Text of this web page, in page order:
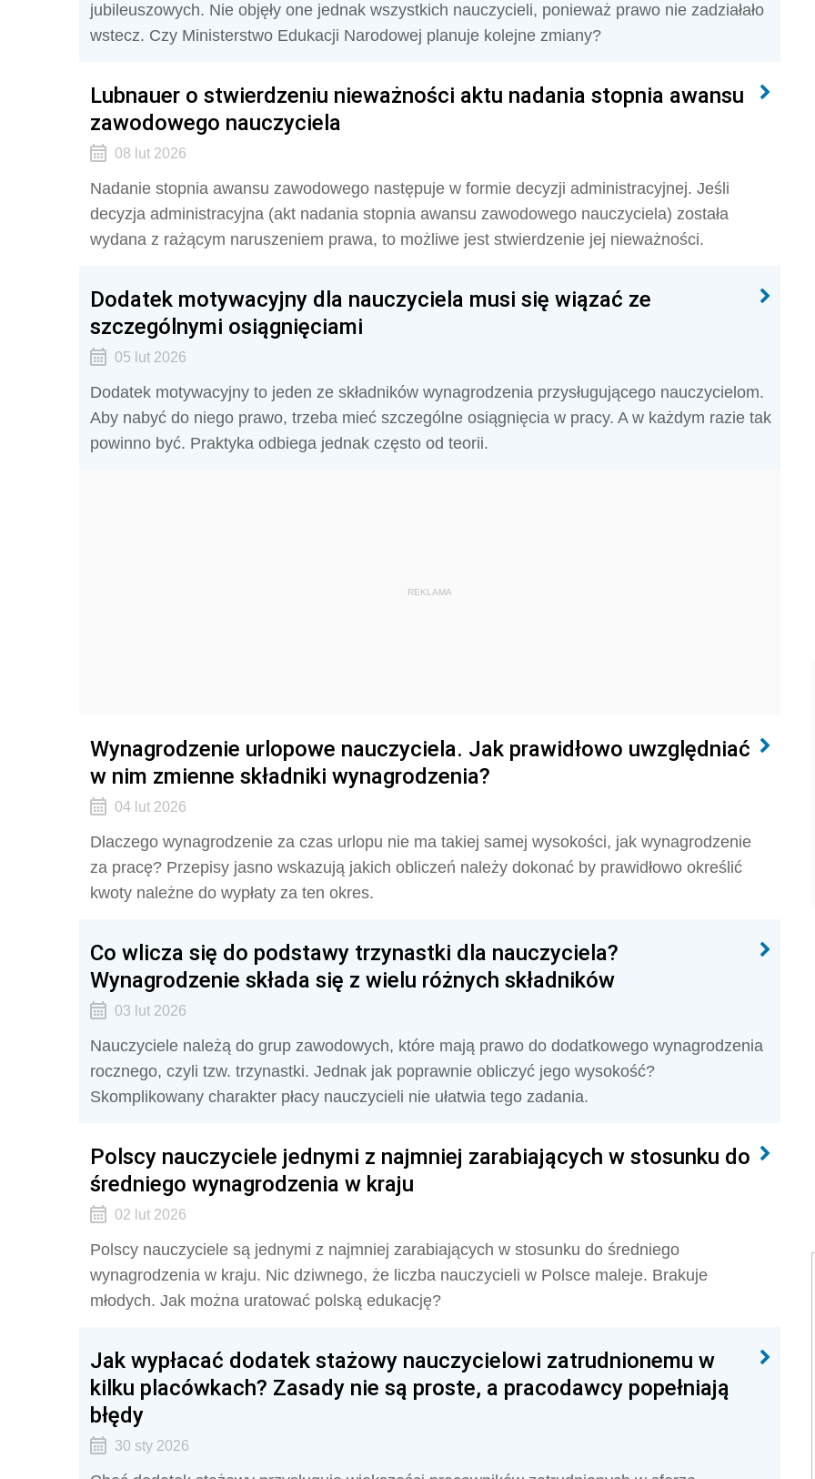
jubileuszowych. Nie objęły one jednak wszystkich nauczycieli, ponieważ prawo nie zadziałało
wstecz. Czy Ministerstwo Edukacji Narodowej planuje kolejne zmiany?
Lubnauer o stwierdzeniu nieważności aktu nadania stopnia awansu
zawodowego nauczyciela
08 lut 2026
Nadanie stopnia awansu zawodowego następuje w formie decyzji administracyjnej. Jeśli
decyzja administracyjna (akt nadania stopnia awansu zawodowego nauczyciela) została
wydana z rażącym naruszeniem prawa, to możliwe jest stwierdzenie jej nieważności.
Dodatek motywacyjny dla nauczyciela musi się wiązać ze
szczególnymi osiągnięciami
05 lut 2026
Dodatek motywacyjny to jeden ze składników wynagrodzenia przysługującego nauczycielom.
Aby nabyć do niego prawo, trzeba mieć szczególne osiągnięcia w pracy. A w każdym razie tak
powinno być. Praktyka odbiega jednak często od teorii.
REKLAMA
Wynagrodzenie urlopowe nauczyciela. Jak prawidłowo uwzględniać
w nim zmienne składniki wynagrodzenia?
04 lut 2026
Dlaczego wynagrodzenie za czas urlopu nie ma takiej samej wysokości, jak wynagrodzenie
za pracę? Przepisy jasno wskazują jakich obliczeń należy dokonać by prawidłowo określić
kwoty należne do wypłaty za ten okres.
Co wlicza się do podstawy trzynastki dla nauczyciela?
Wynagrodzenie składa się z wielu różnych składników
03 lut 2026
Nauczyciele należą do grup zawodowych, które mają prawo do dodatkowego wynagrodzenia
rocznego, czyli tzw. trzynastki. Jednak jak poprawnie obliczyć jego wysokość?
Skomplikowany charakter płacy nauczycieli nie ułatwia tego zadania.
Polscy nauczyciele jednymi z najmniej zarabiających w stosunku do
średniego wynagrodzenia w kraju
02 lut 2026
Polscy nauczyciele są jednymi z najmniej zarabiających w stosunku do średniego
wynagrodzenia w kraju. Nic dziwnego, że liczba nauczycieli w Polsce maleje. Brakuje
młodych. Jak można uratować polską edukację?
Jak wypłacać dodatek stażowy nauczycielowi zatrudnionemu w
kilku placówkach? Zasady nie są proste, a pracodawcy popełniają
błędy
30 sty 2026